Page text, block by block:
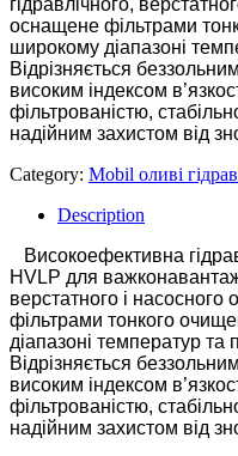
оснащене фільтрами
широкому діапазоні
Відрізняється
високим індексом
фільтрованістю,
надійним захистом від
Category: Mobil оливі
Description
Високоефективна
HVLP для
верстатного і
фільтрами тонкого
діапазоні температур та
Відрізняється
високим індексом
фільтрованістю,
надійним захистом від